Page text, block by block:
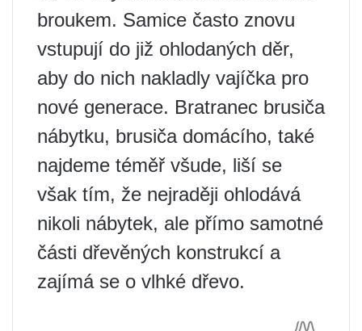
broukem. Samice často znovu
vstupují do již ohlodaných děr,
aby do nich nakladly vajíčka pro
nové generace. Bratranec brusiča
nábytku, brusiča domácího, také
najdeme téměř všude, liší se
však tím, že nejraději ohlodává
nikoli nábytek, ale přímo samotné
části dřevěných konstrukcí a
zajímá se o vlhké dřevo.